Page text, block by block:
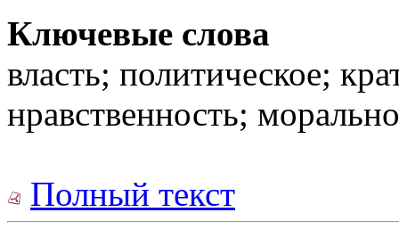
Ключевые слова
власть; политическое;
нравственность;
Полный текст